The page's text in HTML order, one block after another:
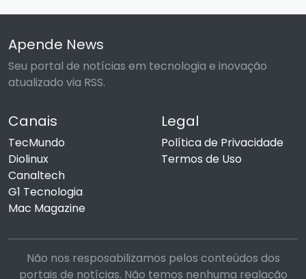
Apende News
Seu portal de notícias em tecnologia e inovação
atualizado via RSS.
Canais
TecMundo
Diolinux
Canaltech
G1 Tecnologia
Mac Magazine
Legal
Política de Privacidade
Termos de Uso
Não nos resposabilizamos pelos conteúdos dos
portais de notícias. Não temos nenhuma realação